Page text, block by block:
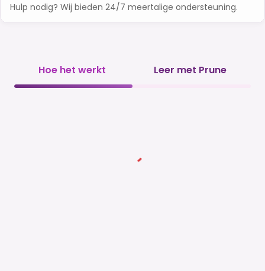
Hulp nodig? Wij bieden 24/7 meertalige ondersteuning.
Hoe het werkt Leer met Prune